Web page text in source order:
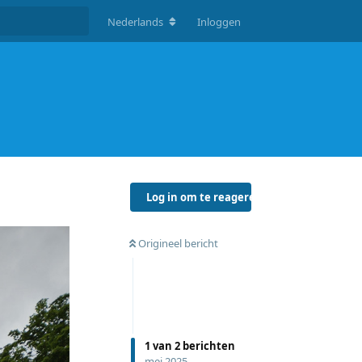
Nederlands Inloggen
Log in om te reageren
Origineel bericht
1 van 2 berichten